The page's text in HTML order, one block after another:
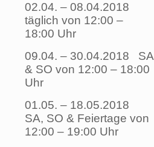
02.04. – 08.04.2018
täglich von 12:00 –
18:00 Uhr
09.04. – 30.04.2018 SA
& SO von 12:00 – 18:00
Uhr
01.05. – 18.05.2018
SA, SO & Feiertage von
12:00 – 19:00 Uhr